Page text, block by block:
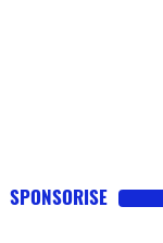
SPONSORISE